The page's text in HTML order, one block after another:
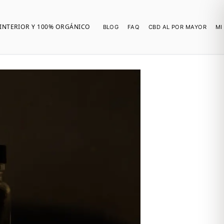
Y 100% ORGÁNICO BLOG FAQ CBD AL POR MAYOR MI